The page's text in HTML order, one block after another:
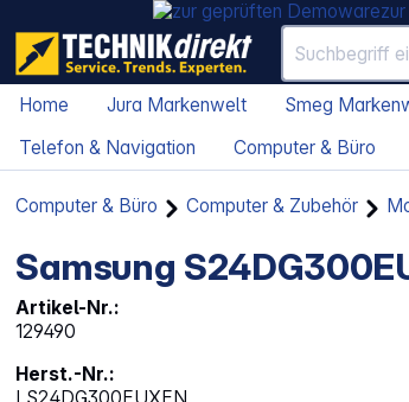
Home Jura Markenwelt Smeg
Telefon & Navigation
Computer & Büro
Computer & Büro Computer & Zubehör
Samsung
Artikel-Nr.:
129490
Herst.-Nr.: